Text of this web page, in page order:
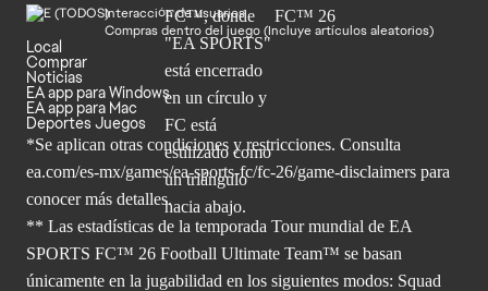
Interacción de usuarios
Compras dentro del juego (Incluye artículos aleatorios)
Local
Comprar
Noticias
EA app para Windows
EA app para Mac
Deportes Juegos
*Se aplican otras condiciones y restricciones. Consulta
ea.com/es-mx/games/ea-sports-fc/fc-26/game-disclaimers para
conocer más detalles.
** Las estadísticas de la temporada Tour mundial de EA
SPORTS FC™ 26 Football Ultimate Team™ se basan
únicamente en la jugabilidad en los siguientes modos: Squad